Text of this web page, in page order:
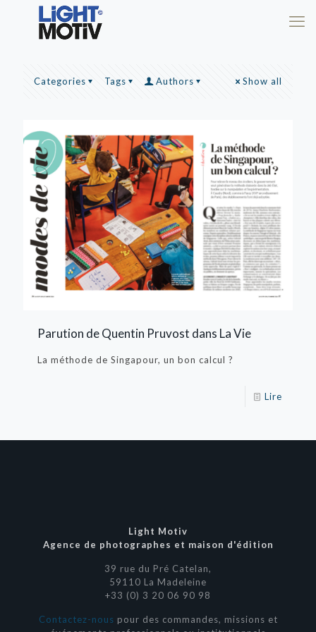
Categories Tags Authors Show all
Parution de Quentin Pruvost dans La Vie
La méthode de Singapour, un bon calcul ?
Lire
Light Motiv
Agence de photographes et maison d'édition
39 rue du Pré Catelan,
59110 La Madeleine
+33 (0) 3 20 06 90 98
Contactez-nous pour des commandes, missions et